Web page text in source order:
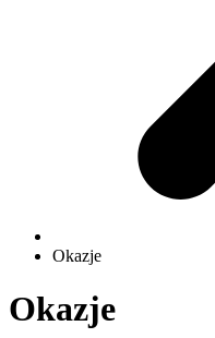
Okazje
Okazje